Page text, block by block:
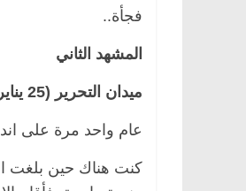
فجأة..
المشهد الثاني
ميدان التحرير (25 يناير 2012)
عام واحد مرة على
كنت هناك حين بلغت